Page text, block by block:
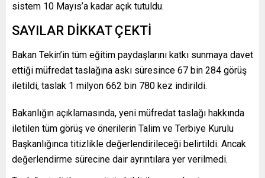
sistem 10 Mayıs’a kadar açık tutuldu.
SAYILAR DİKKAT ÇEKTİ
Bakan Tekin’in tüm eğitim paydaşlarını katkı sunmaya davet
ettiği müfredat taslağına askı süresince 67 bin 284 görüş
iletildi, taslak 1 milyon 662 bin 780 kez indirildi.
Bakanlığın açıklamasında, yeni müfredat taslağı hakkında
iletilen tüm görüş ve önerilerin Talim ve Terbiye Kurulu
Başkanlığınca titizlikle değerlendirileceği belirtildi. Ancak
değerlendirme sürecine dair ayrıntılara yer verilmedi.